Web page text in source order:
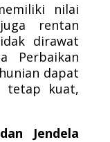
nilai
rentan
dirawat
Perbaikan
dapat
tetap kuat,
Jendela